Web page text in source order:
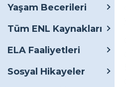
Yaşam Becerileri
Tüm ENL Kaynakları
ELA Faaliyetleri
Sosyal Hikayeler